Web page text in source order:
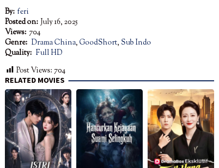
By: feri
Posted on: July 16, 2025
Views: 704
Genre: Drama China,GoodShort, Sub Indo
Quality: Full HD
Post Views: 704
RELATED MOVIES